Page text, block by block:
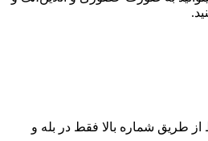
طریق شماره بالا فقط در بله و